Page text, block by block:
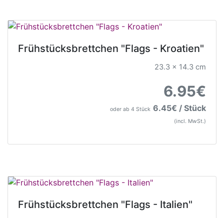
Frühstücksbrettchen "Flags - Kroatien"
23.3 x 14.3 cm
6.95€
oder ab 4 Stück 6.45€ / Stück
(incl. MwSt.)
Frühstücksbrettchen "Flags - Italien"